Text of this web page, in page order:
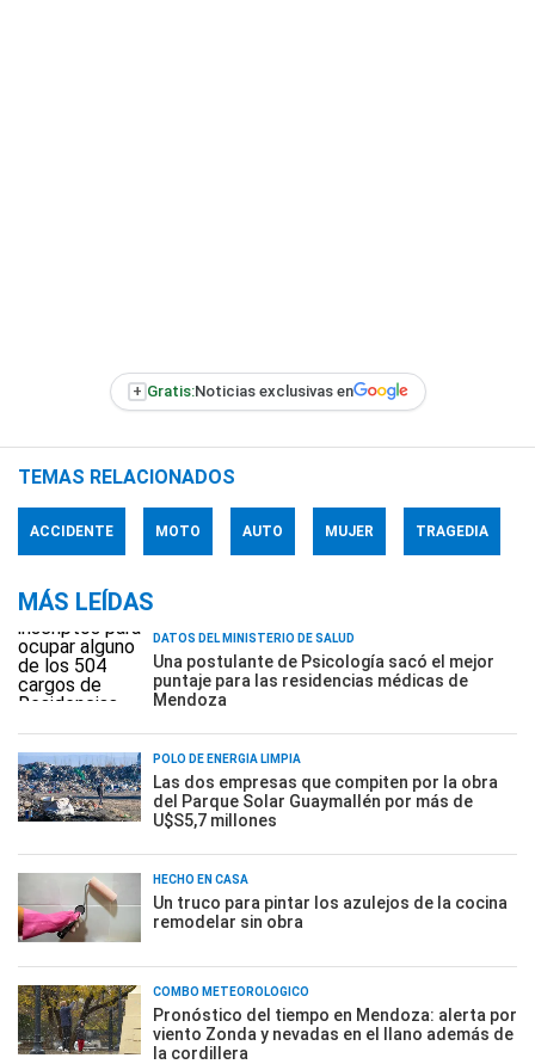
+ Gratis:Noticias exclusivas en
TEMAS RELACIONADOS
ACCIDENTE MOTO AUTO MUJER TRAGEDIA
MÁS LEÍDAS
DATOS DEL MINISTERIO DE SALUD
Una postulante de Psicología sacó el mejor
puntaje para las residencias médicas de
Mendoza
POLO DE ENERGÍA LIMPIA
Las dos empresas que compiten por la obra
del Parque Solar Guaymallén por más de
U$S5,7 millones
HECHO EN CASA
Un truco para pintar los azulejos de la cocina
remodelar sin obra
COMBO METEOROLÓGICO
Pronóstico del tiempo en Mendoza: alerta por
viento Zonda y nevadas en el llano además de
la cordillera